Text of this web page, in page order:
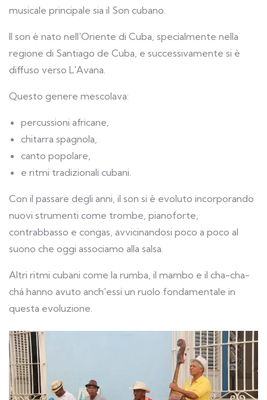
musicale principale sia il Son cubano.
Il son è nato nell'Oriente di Cuba, specialmente nella
regione di Santiago de Cuba, e successivamente si è
diffuso verso L'Avana.
Questo genere mescolava:
percussioni africane,
chitarra spagnola,
canto popolare,
e ritmi tradizionali cubani.
Con il passare degli anni, il son si è evoluto incorporando
nuovi strumenti come trombe, pianoforte,
contrabbasso e congas, avvicinandosi poco a poco al
suono che oggi associamo alla salsa.
Altri ritmi cubani come la rumba, il mambo e il cha-cha-
chá hanno avuto anch'essi un ruolo fondamentale in
questa evoluzione.